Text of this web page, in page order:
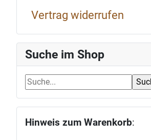
Vertrag widerrufen
Suche im Shop
Hinweis zum Warenkorb: